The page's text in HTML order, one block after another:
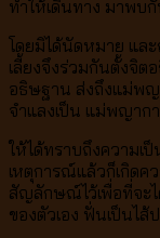
ทำให้เดินทาง มาพบ
โดยมิได้นัดหมาย แล
เลี้ยงจึงร่วมกันตั้งจิต
อธิษฐาน ส่งถึงแม่พ
จำแลงเป็น แม่พญาก
ให้ได้ทราบถึงความเ
เหตุการณ์แล้วก็เกิดค
สัญลักษณ์ไว้เพื่อที่จะไ
ของตัวเอง ฟั่นเป็นไ